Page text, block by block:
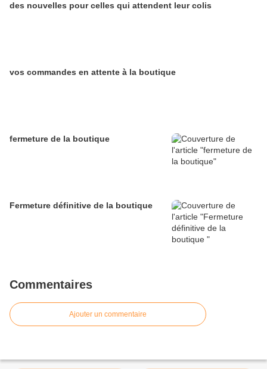
des nouvelles pour celles qui attendent leur colis
vos commandes en attente à la boutique
fermeture de la boutique
Fermeture définitive de la boutique
Commentaires
Ajouter un commentaire